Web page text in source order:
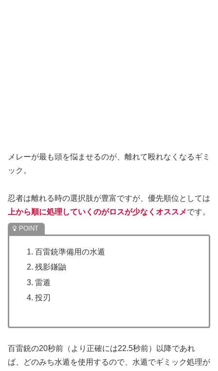
メレーが最も頭を悩ませるのが、離れて殴れなくなるギミ
ック。
忍者は離れる時の選択肢が豊富ですが、優先順位としては
上から順に処理していくのがロスが少なくオススメです。
百雷銃準備用の水遁
残影鎌鼬
雷遁
投刃
百雷銃の20秒前（より正確には22.5秒前）以降であれ
ば、どのみち水遁を使用するので、水遁でギミック処理が